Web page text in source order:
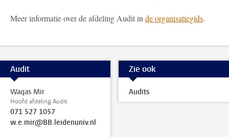
Meer informatie over de afdeling Audit inde organisatiegids.
Audit
Waqas Mir
Hoofd afdeling Audit
071 527 1057
w.e.mir@BB.leidenuniv.nl
Zie ook
Audits